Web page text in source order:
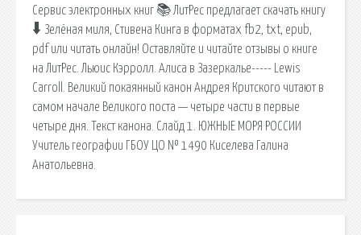
Сервис электронных книг 📚 ЛитРес предлагает скачать книгу
🠳 Зелёная миля, Стивена Кинга в форматах fb2, txt, epub,
pdf или читать онлайн! Оставляйте и читайте отзывы о книге
на ЛитРес. Льюис Кэрролл. Алиса в Зазеркалье----- Lewis
Carroll. Великий покаянный канон Андрея Критского читают в
самом начале Великого поста — четыре части в первые
четыре дня. Текст канона. Слайд 1. ЮЖНЫЕ МОРЯ РОССИИ
Учитель географии ГБОУ ЦО № 1490 Киселева Галина
Анатольевна.